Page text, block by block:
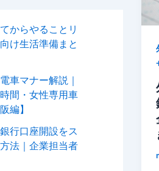
からやることリ
け生活準備まと
車マナー解説｜
間・女性専用車
編】
行口座開設をス
法｜企業担当者